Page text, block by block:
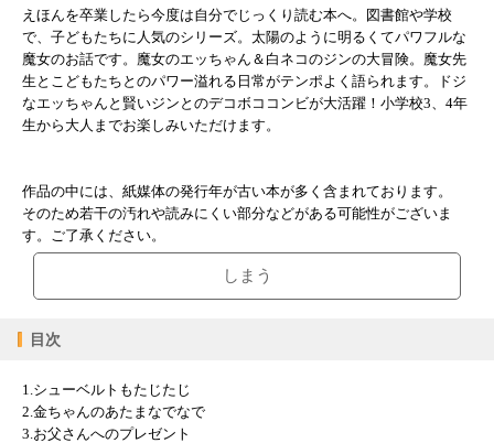
えほんを卒業したら今度は自分でじっくり読む本へ。図書館や学校
で、子どもたちに人気のシリーズ。太陽のように明るくてパワフルな
魔女のお話です。魔女のエッちゃん＆白ネコのジンの大冒険。魔女先
生とこどもたちとのパワー溢れる日常がテンポよく語られます。ドジ
なエッちゃんと賢いジンとのデコボココンビが大活躍！小学校3、4年
生から大人までお楽しみいただけます。
作品の中には、紙媒体の発行年が古い本が多く含まれております。
そのため若干の汚れや読みにくい部分などがある可能性がございま
す。ご了承ください。
しまう
目次
1.シューベルトもたじたじ
2.金ちゃんのあたまなでなで
3.お父さんへのプレゼント